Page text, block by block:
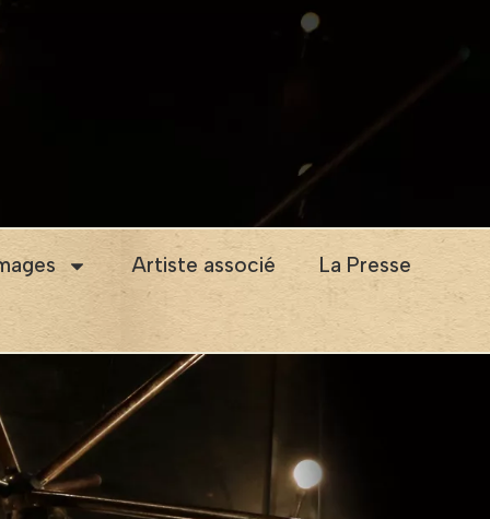
Artiste associé La Presse